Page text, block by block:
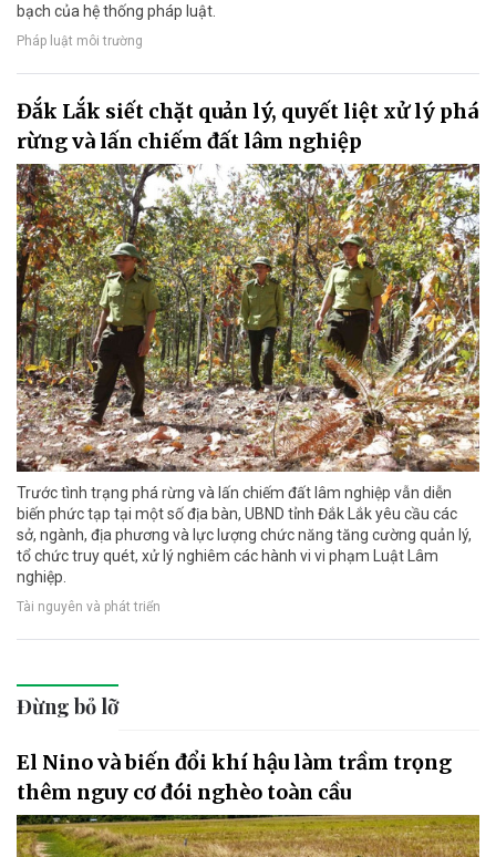
bạch của hệ thống pháp luật.
Pháp luật môi trường
Đắk Lắk siết chặt quản lý, quyết liệt xử lý phá
rừng và lấn chiếm đất lâm nghiệp
Trước tình trạng phá rừng và lấn chiếm đất lâm nghiệp vẫn diễn
biến phức tạp tại một số địa bàn, UBND tỉnh Đắk Lắk yêu cầu các
sở, ngành, địa phương và lực lượng chức năng tăng cường quản lý,
tổ chức truy quét, xử lý nghiêm các hành vi vi phạm Luật Lâm
nghiệp.
Tài nguyên và phát triển
Đừng bỏ lỡ
El Nino và biến đổi khí hậu làm trầm trọng
thêm nguy cơ đói nghèo toàn cầu